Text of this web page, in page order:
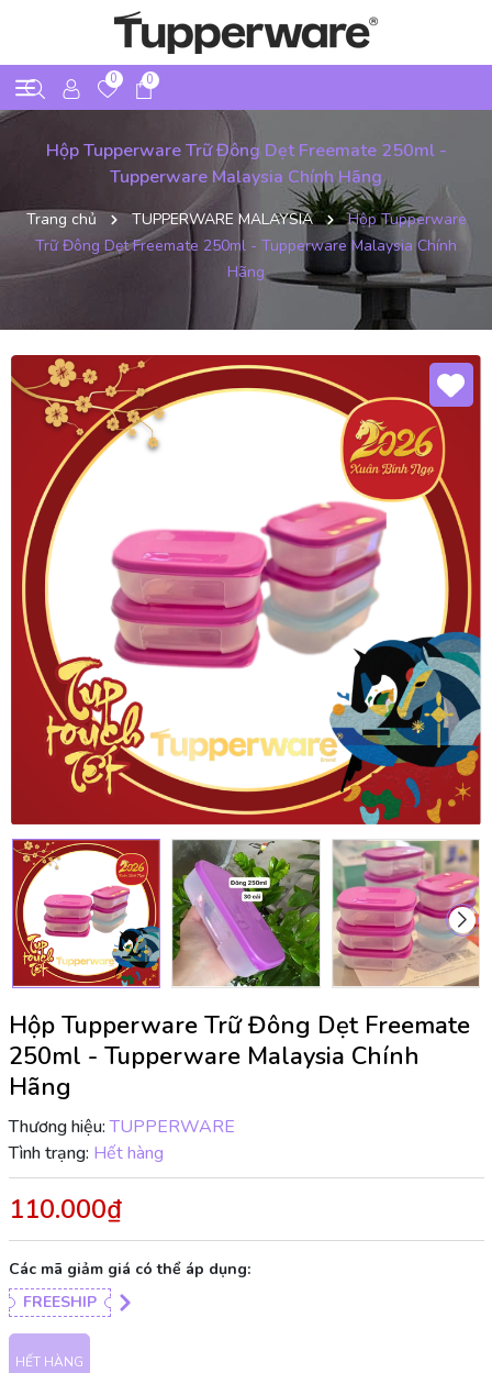
0 0
Hộp Tupperware Trữ Đông Dẹt Freemate 250ml -
Tupperware Malaysia Chính Hãng
Trang chủ TUPPERWARE MALAYSIA
Hộp Tupperware
Trữ Đông Dẹt Freemate 250ml - Tupperware Malaysia Chính
Hãng
Hộp Tupperware Trữ Đông Dẹt Freemate
250ml - Tupperware Malaysia Chính
Hãng
Thương hiệu: TUPPERWARE
Tình trạng: Hết hàng
110.000₫
Các mã giảm giá có thể áp dụng:
FREESHIP
HẾT HÀNG